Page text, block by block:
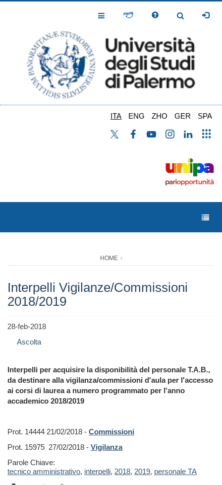
Toggle
Toggle
ITA ENG ZHO GER SPA
HOME
Interpelli Vigilanze/Commissioni
2018/2019
28-feb-2018
Ascolta
Interpelli per acquisire la disponibilità del personale T.A.B.,
da destinare alla vigilanza/commissioni d'aula per l'accesso
ai corsi di laurea a numero programmato per l'anno
accademico 2018/2019
Prot. 14444 21/02/2018 - Commissioni
Prot. 15975 27/02/2018 - Vigilanza
Parole Chiave:
tecnico amministrativo, interpelli, 2018, 2019, personale TA